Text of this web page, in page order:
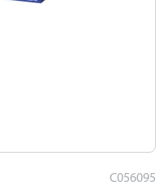
C056095